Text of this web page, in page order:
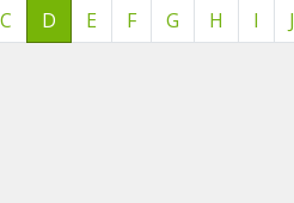
C D E F G H I J